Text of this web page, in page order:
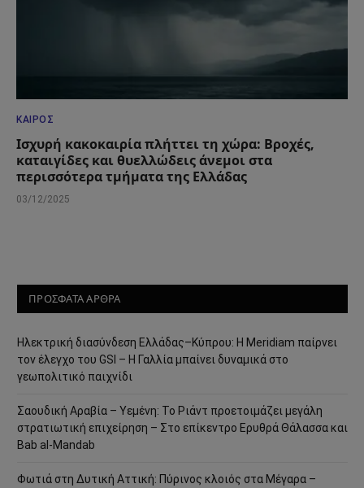
ΚΑΙΡΌΣ
Ισχυρή κακοκαιρία πλήττει τη χώρα: Βροχές,
καταιγίδες και θυελλώδεις άνεμοι στα
περισσότερα τμήματα της Ελλάδας
03/12/2025
ΠΡΟΣΦΑΤΑ ΑΡΘΡΑ
Ηλεκτρική διασύνδεση Ελλάδας–Κύπρου: Η Meridiam παίρνει
τον έλεγχο του GSI – Η Γαλλία μπαίνει δυναμικά στο
γεωπολιτικό παιχνίδι
Σαουδική Αραβία – Υεμένη: Το Ριάντ προετοιμάζει μεγάλη
στρατιωτική επιχείρηση – Στο επίκεντρο Ερυθρά Θάλασσα και
Bab al-Mandab
Φωτιά στη Δυτική Αττική: Πύρινος κλοιός στα Μέγαρα –